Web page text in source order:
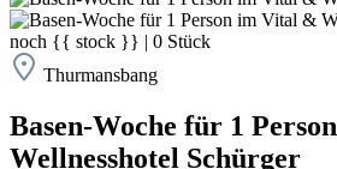
noch {{ stock }} | 0 Stück
Thurmansbang
Basen-Woche für 1
Wellnesshotel Schürger